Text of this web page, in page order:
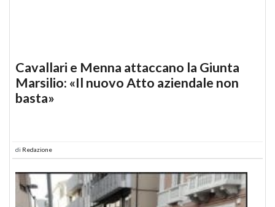
Cavallari e Menna attaccano la Giunta
Marsilio: «Il nuovo Atto aziendale non
basta»
di Redazione